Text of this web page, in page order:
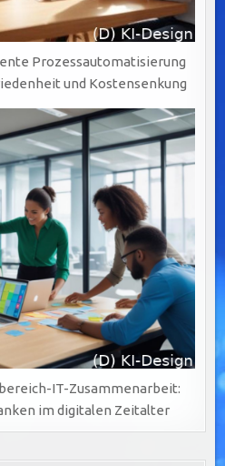
Prozessautomatisierung
und Kostensenkung
IT-Zusammenarbeit:
im digitalen Zeitalter